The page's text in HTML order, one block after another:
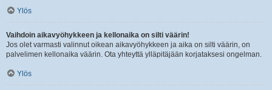
Ylös
Vaihdoin aikavyöhykkeen ja kellonaika on silti väärin!
Jos olet varmasti valinnut oikean aikavyöhykkeen ja aika on silti väärin, on
palvelimen kellonaika väärin. Ota yhteyttä ylläpitäjään korjataksesi ongelman.
Ylös